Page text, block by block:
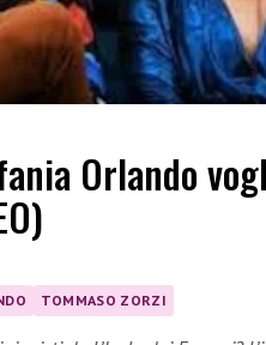
Orlando
TOMMASO ZORZI